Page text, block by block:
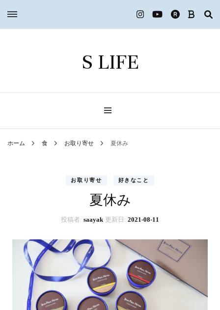
S LIFE
ホーム 食 お取り寄せ 夏休み
お取り寄せ 好きなこと
夏休み
投稿者: saayak 更新日: 2021-08-11